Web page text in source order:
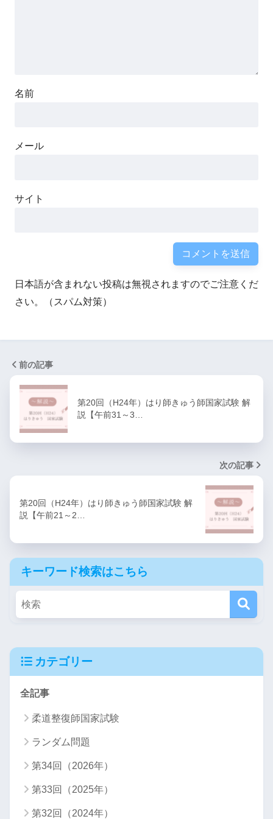
名前
メール
サイト
日本語が含まれない投稿は無視されますのでご注意くだ
さい。（スパム対策）
前の記事
第20回（H24年）はり師きゅう師国家試験 解
説【午前31～3…
次の記事
第20回（H24年）はり師きゅう師国家試験 解
説【午前21～2…
キーワード検索はこちら
カテゴリー
全記事
柔道整復師国家試験
ランダム問題
第34回（2026年）
第33回（2025年）
第32回（2024年）